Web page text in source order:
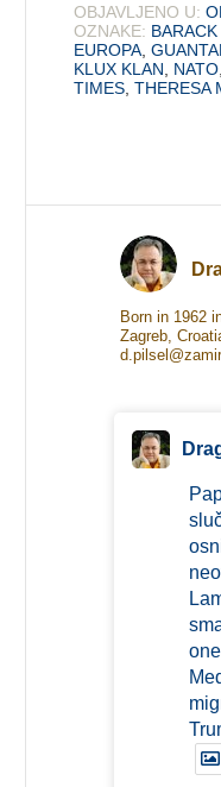
OBJAVLJENO U:
OZNAKE:
EUROPA ,
KLUX KLAN
NATO
TIMES ,THERESA
Born in 1962
Zagreb,